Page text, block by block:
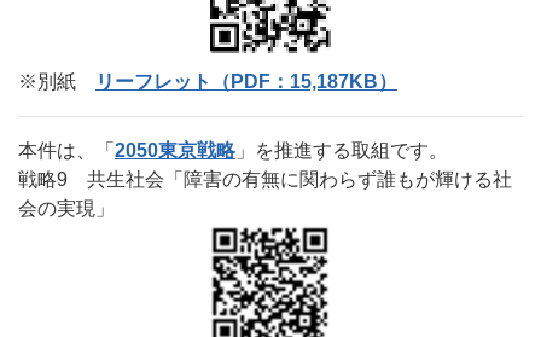
※別紙 リーフレット（PDF：15,187KB）
本件は、「 2050東京戦略」を推進する取組です。
戦略9 共生社会「障害の有無に関わらず誰もが輝ける社
会の実現」